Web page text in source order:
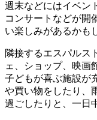
週末などにはイベン
コンサートなどが開
い楽しみがあるかも
隣接するエスパルス
ェ、ショップ、映画
子どもが喜ぶ施設が
や買い物をしたり、
過ごしたりと、一日